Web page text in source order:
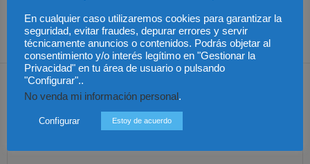
mundo laboral
aborto
por horas
Dejar una respuesta
En cualquier caso utilizaremos cookies para garantizar la
seguridad, evitar fraudes, depurar errores y servir
técnicamente anuncios o contenidos. Podrás objetar al
consentimiento y/o interés legítimo en "Gestionar la
Privacidad" en tu área de usuario o pulsando
"Configurar"..
No venda mi información personal.
Configurar Estoy de acuerdo